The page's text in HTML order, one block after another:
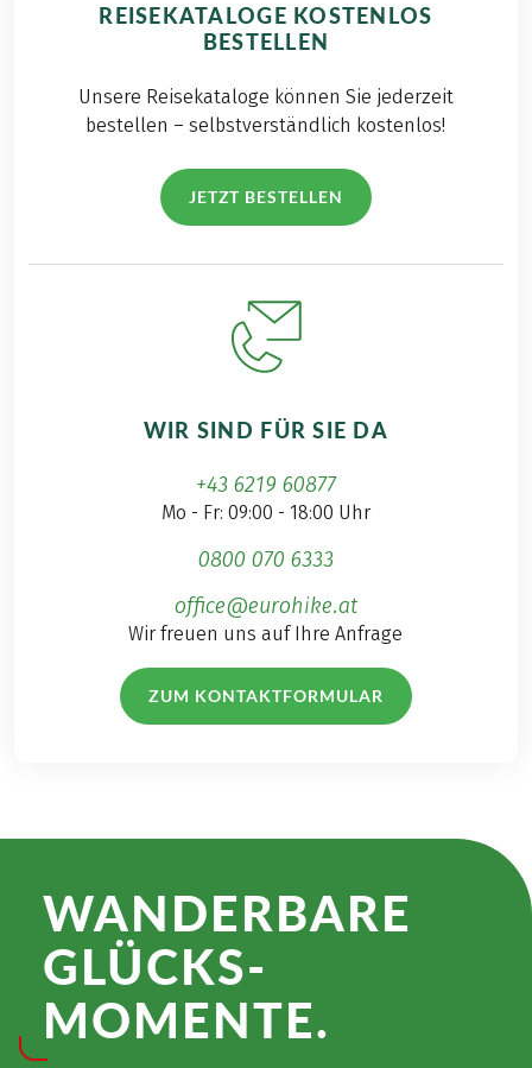
REISEKATALOGE KOSTENLOS
BESTELLEN
Unsere Reisekataloge können Sie jederzeit
bestellen – selbstverständlich kostenlos!
JETZT BESTELLEN
WIR SIND FÜR SIE DA
+43 6219 60877
Mo - Fr: 09:00 - 18:00 Uhr
0800 070 6333
office@eurohike.at
Wir freuen uns auf Ihre Anfrage
ZUM KONTAKTFORMULAR
WANDER­BARE
GLÜCKS­
MOMENTE.